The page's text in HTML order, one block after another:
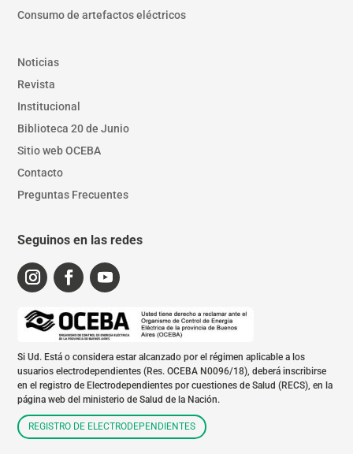
Consumo de artefactos eléctricos
Noticias
Revista
Institucional
Biblioteca 20 de Junio
Sitio web OCEBA
Contacto
Preguntas Frecuentes
Seguinos en las redes
Si Ud. Está o considera estar alcanzado por el régimen aplicable a los
usuarios electrodependientes (Res. OCEBA N0096/18), deberá inscribirse
en el registro de Electrodependientes por cuestiones de Salud (RECS), en la
página web del ministerio de Salud de la Nación.
REGISTRO DE ELECTRODEPENDIENTES